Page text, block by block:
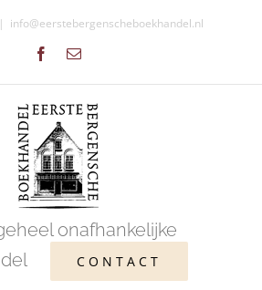
| info@eerstebergenscheboekhandel.nl
Facebook
E-
onafhankelijke
CONTACT